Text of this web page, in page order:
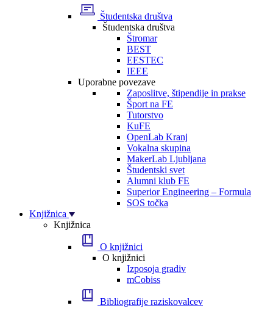
Študentska društva
Študentska društva
Štromar
BEST
EESTEC
IEEE
Uporabne povezave
Zaposlitve, štipendije in prakse
Šport na FE
Tutorstvo
KuFE
OpenLab Kranj
Vokalna skupina
MakerLab Ljubljana
Študentski svet
Alumni klub FE
Superior Engineering – Formula
SOS točka
Knjižnica
Knjižnica
O knjižnici
O knjižnici
Izposoja gradiv
mCobiss
Bibliografije raziskovalcev